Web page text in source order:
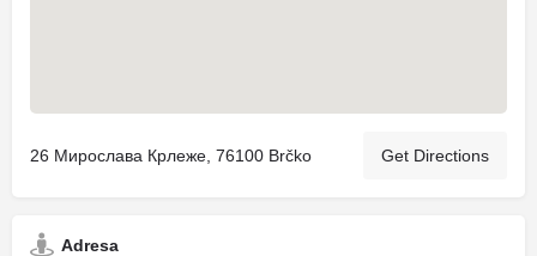
26 Мирослава Крлеже, 76100 Brčko Get Directions
Adresa